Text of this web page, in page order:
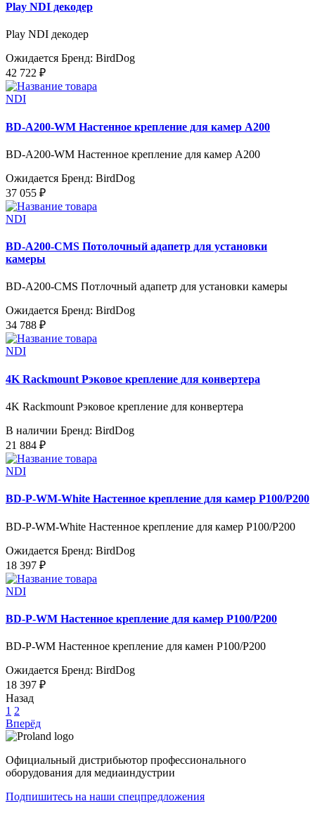
Play NDI декодер
Play NDI декодер
Ожидается Бренд: BirdDog
42 722 ₽
NDI
BD-A200-WM Настенное крепление для камер A200
BD-A200-WM Настенное крепление для камер A200
Ожидается Бренд: BirdDog
37 055 ₽
NDI
BD-A200-CMS Потолочный адапетр для установки
камеры
BD-A200-CMS Потлочный адапетр для установки камеры
Ожидается Бренд: BirdDog
34 788 ₽
NDI
4K Rackmount Рэковое крепление для конвертера
4K Rackmount Рэковое крепление для конвертера
В наличии Бренд: BirdDog
21 884 ₽
NDI
BD-P-WM-White Настенное крепление для камер P100/P200
BD-P-WM-White Настенное крепление для камер P100/P200
Ожидается Бренд: BirdDog
18 397 ₽
NDI
BD-P-WM Настенное крепление для камер P100/P200
BD-P-WM Настенное крепление для камен P100/P200
Ожидается Бренд: BirdDog
18 397 ₽
Назад
1 2
Вперёд
Официальный дистрибьютор профессионального
оборудования для медиаиндустрии
Подпишитесь на наши спецпредложения